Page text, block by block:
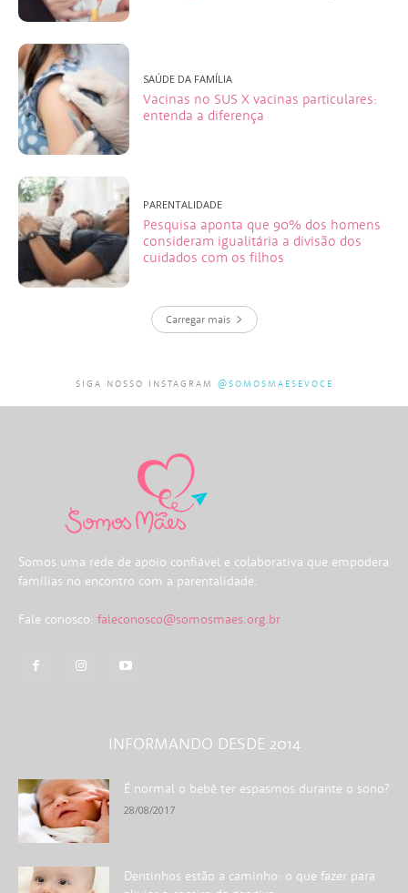
SAÚDE DA FAMÍLIA
Vacinas no SUS X vacinas particulares:
entenda a diferença
PARENTALIDADE
Pesquisa aponta que 90% dos homens
consideram igualitária a divisão dos
cuidados com os filhos
Carregar mais
SIGA NOSSO INSTAGRAM @SOMOSMAESEVOCE
Somos uma rede de apoio confiável e colaborativa que empodera
famílias no encontro com a parentalidade.
Fale conosco: faleconosco@somosmaes.org.br
INFORMANDO DESDE 2014
É normal o bebê ter espasmos durante o sono?
28/08/2017
Dentinhos estão a caminho: o que fazer para